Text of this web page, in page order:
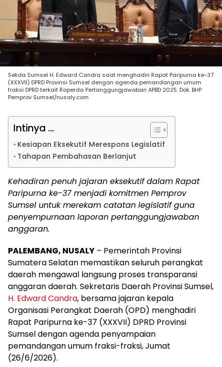
Sekda Sumsel H. Edward Candra saat menghadiri Rapat Paripurna ke-37
(XXXVII) DPRD Provinsi Sumsel dengan agenda pemandangan umum
fraksi DPRD terkait Raperda Pertanggungjawaban APBD 2025. Dok. BHP
Pemprov Sumsel/nusaly.com
Intinya ...
Kesiapan Eksekutif Merespons Legislatif
Tahapan Pembahasan Berlanjut
Kehadiran penuh jajaran eksekutif dalam Rapat
Paripurna ke-37 menjadi komitmen Pemprov
Sumsel untuk merekam catatan legislatif guna
penyempurnaan laporan pertanggungjawaban
anggaran.
PALEMBANG, NUSALY – Pemerintah Provinsi
Sumatera Selatan memastikan seluruh perangkat
daerah mengawal langsung proses transparansi
anggaran daerah. Sekretaris Daerah Provinsi Sumsel,
H. Edward Candra, bersama jajaran kepala
Organisasi Perangkat Daerah (OPD) menghadiri
Rapat Paripurna ke-37 (XXXVII) DPRD Provinsi
Sumsel dengan agenda penyampaian
pemandangan umum fraksi-fraksi, Jumat
(26/6/2026).